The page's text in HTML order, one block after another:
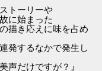
トーリーや
に始まった
描き応えに味を占め
発するなかで発生し
声だけですが？』